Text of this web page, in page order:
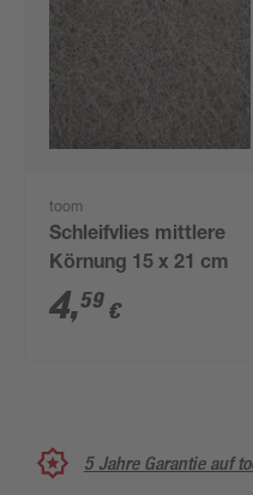
toom
Schleifvlies mittlere
Körnung 15 x 21 cm
4,59 €
5 Jahre Garantie auf